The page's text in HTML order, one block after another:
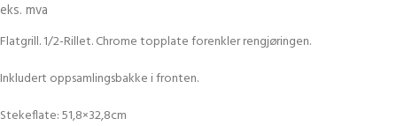
eks. mva
Flatgrill. 1/2-Rillet. Chrome topplate forenkler rengjøringen.
Inkludert oppsamlingsbakke i fronten.
Stekeflate: 51,8×32,8cm